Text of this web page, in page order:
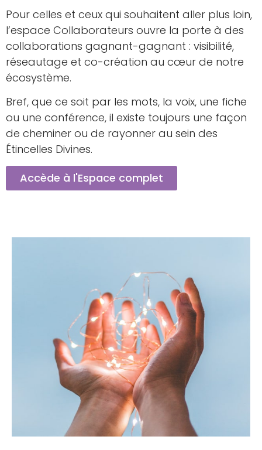
Pour celles et ceux qui souhaitent aller plus loin,
l’espace Collaborateurs ouvre la porte à des
collaborations gagnant-gagnant : visibilité,
réseautage et co-création au cœur de notre
écosystème.
Bref, que ce soit par les mots, la voix, une fiche
ou une conférence, il existe toujours une façon
de cheminer ou de rayonner au sein des
Étincelles Divines.
Accède à l'Espace complet